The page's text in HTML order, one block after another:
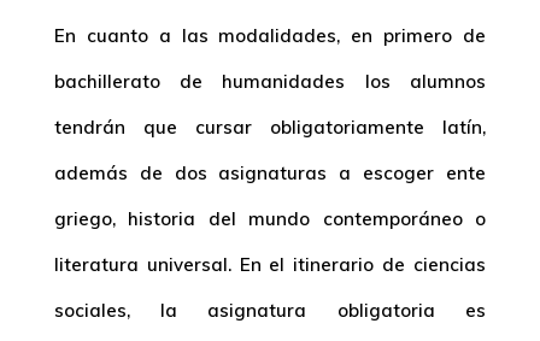
En cuanto a las modalidades, en primero de
bachillerato de humanidades los alumnos
tendrán que cursar obligatoriamente latín,
además de dos asignaturas a escoger ente
griego, historia del mundo contemporáneo o
literatura universal. En el itinerario de ciencias
sociales, la asignatura obligatoria es